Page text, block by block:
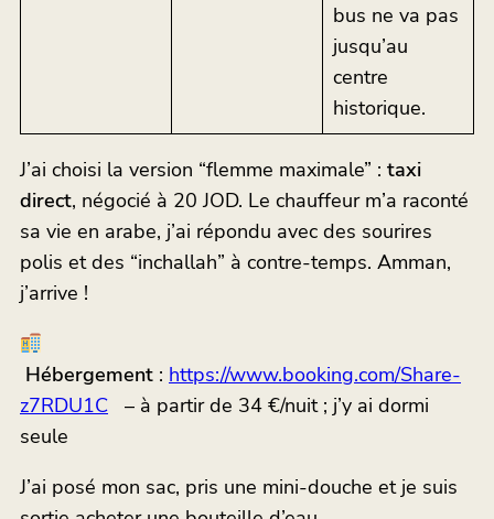
bus ne va pas
jusqu’au
centre
historique.
J’ai choisi la version “flemme maximale” : taxi
direct, négocié à 20 JOD. Le chauffeur m’a raconté
sa vie en arabe, j’ai répondu avec des sourires
polis et des “inchallah” à contre-temps. Amman,
j’arrive !
Hébergement : https://www.booking.com/Share-
z7RDU1C – à partir de 34 €/nuit ; j’y ai dormi
seule
J’ai posé mon sac, pris une mini-douche et je suis